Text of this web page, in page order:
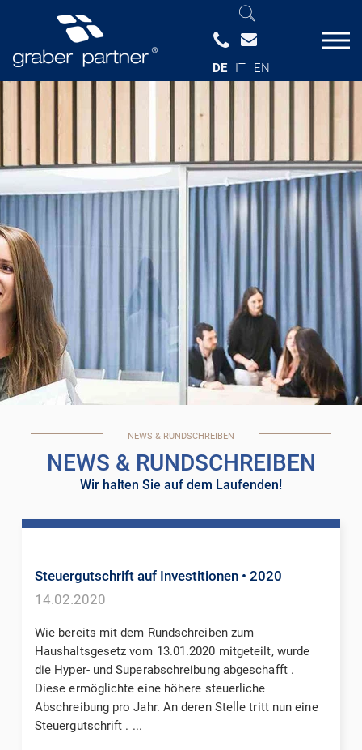
DE IT EN
NEWS & RUNDSCHREIBEN
NEWS & RUNDSCHREIBEN
Wir halten Sie auf dem Laufenden!
Steuergutschrift auf Investitionen • 2020
14.02.2020
Wie bereits mit dem Rundschreiben zum
Haushaltsgesetz vom 13.01.2020 mitgeteilt, wurde
die Hyper- und Superabschreibung abgeschafft .
Diese ermöglichte eine höhere steuerliche
Abschreibung pro Jahr. An deren Stelle tritt nun eine
Steuergutschrift . ...